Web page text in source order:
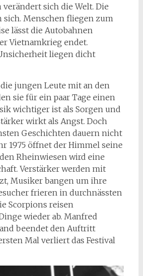
sich die Welt. Die
sich. Menschen fliegen zum
lässt die Autobahnen
Vietnamkrieg endet.
liegen dicht
jungen Leute mit an den
sie für ein paar Tage einen
wichtiger ist als Sorgen und
wirkt als Angst. Doch
Geschichten dauern nicht
1975 öffnet der Himmel seine
Rheinwiesen wird eine
Verstärker werden mit
Musiker bangen um ihre
frieren in durchnässten
Scorpions reisen
wieder ab. Manfred
beendet den Auftritt
Mal verliert das Festival